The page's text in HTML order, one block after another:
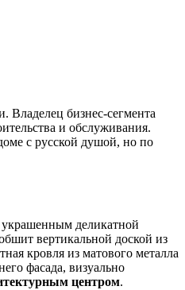
Владелец бизнес-сегмента
и обслуживания.
с русской душой, но по
деликатной
вертикальной доской из
кровля из матового металла
фасада, визуально
центром.